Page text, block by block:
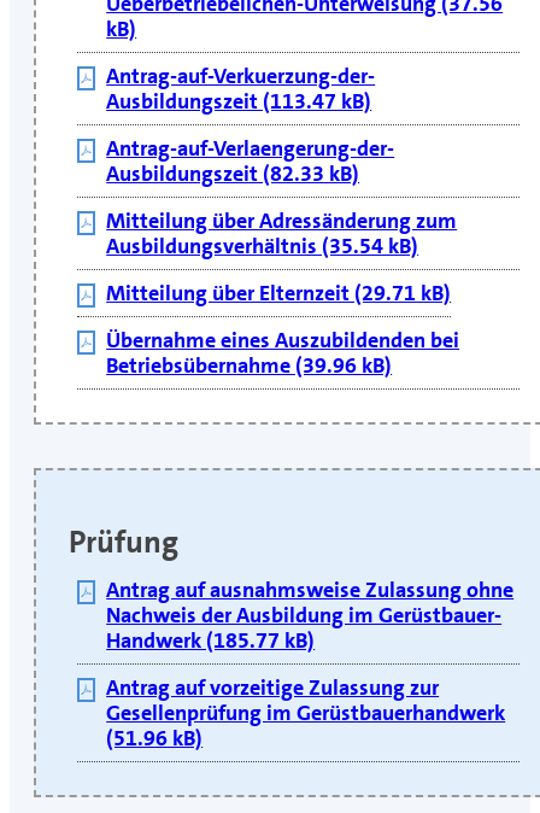
kB)
Antrag-auf-Verkuerzung-der-
Ausbildungszeit (113.47 kB)
Antrag-auf-Verlaengerung-der-
Ausbildungszeit (82.33 kB)
Mitteilung über Adressänderung zum
Ausbildungsverhältnis (35.54 kB)
Mitteilung über Elternzeit (29.71 kB)
Übernahme eines Auszubildenden bei
Betriebsübernahme (39.96 kB)
Prüfung
Antrag auf ausnahmsweise Zulassung ohne
Nachweis der Ausbildung im Gerüstbauer-
Handwerk (185.77 kB)
Antrag auf vorzeitige Zulassung zur
Gesellenprüfung im Gerüstbauerhandwerk
(51.96 kB)